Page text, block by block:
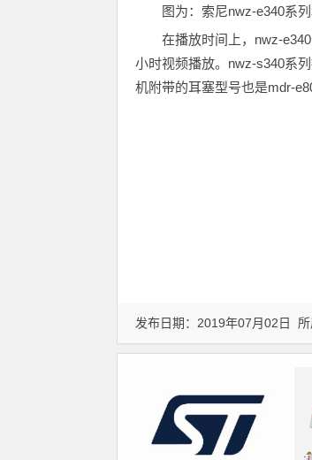
图为：索尼nwz-e340系
在播放时间上，nwz-
小时视频播放。nwz-s340系
机附带的耳塞型号也是mdr-
发布日期：2019年07月02日 所